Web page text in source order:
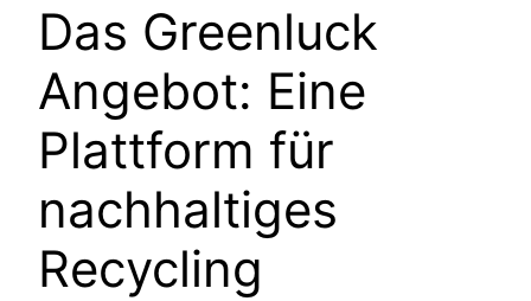
Das Greenluck
Angebot: Eine
Plattform für
nachhaltiges
Recycling